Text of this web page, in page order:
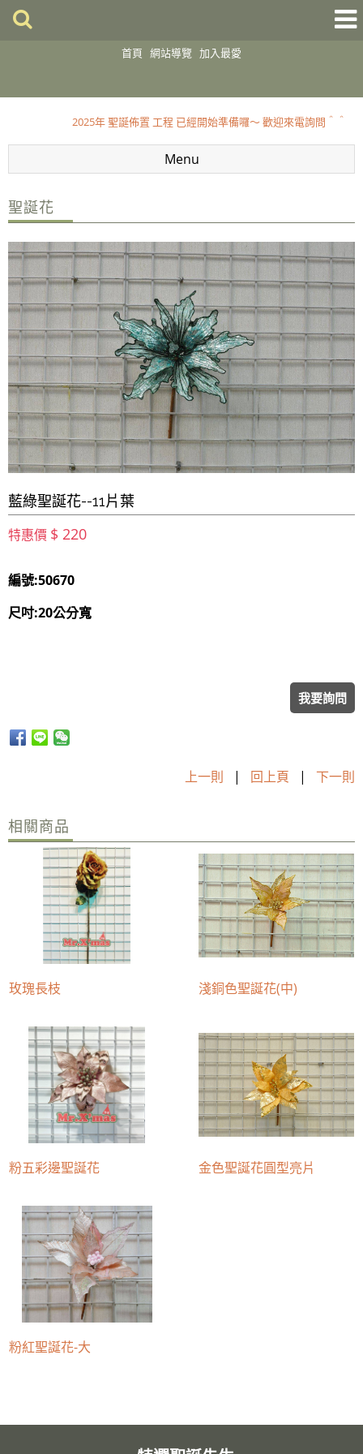
首頁 網站導覽 加入最愛
2025 聖誕佈置開跑囉～～歡迎到店選購
2025年 聖誕佈置 工程 已經開始準備囉～ 歡迎來電詢問＾＾
2025 聖誕佈置開跑囉～～歡迎到店選購
2025年 聖誕佈置 工程 已經開始準備囉～ 歡迎來電詢問＾＾
Menu
聖誕花
藍綠聖誕花--11片葉
特惠價 $ 220
編號:50670
尺吋:20公分寬
我要詢問
上一則 | 回上頁 | 下一則
相關商品
玫瑰長枝 淺銅色聖誕花(中)
粉五彩邊聖誕花 金色聖誕花圓型亮片
粉紅聖誕花-大